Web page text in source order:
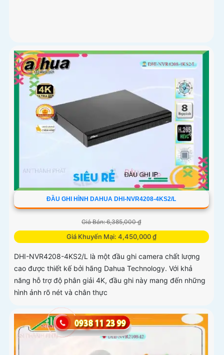
ĐẦU GHI HÌNH DAHUA DHI-NVR4208-4KS2/L
Giá Bán: 6,385,000 ₫
Giá Khuyến Mại: 4,450,000 ₫
DHI-NVR4208-4KS2/L là một đầu ghi camera chất lượng
cao được thiết kế bởi hãng Dahua Technology. Với khả
năng hỗ trợ độ phân giải 4K, đầu ghi này mang đến những
hình ảnh rõ nét và chân thực